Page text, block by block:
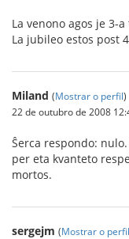
La venono agos je 3-a
La jubileo estos post
Miland (Mostrar o perfil)
22 de outubro de 2008
Ŝerca respondo:
per eta kvanteto
mortos.
sergejm (Mostrar o perfil